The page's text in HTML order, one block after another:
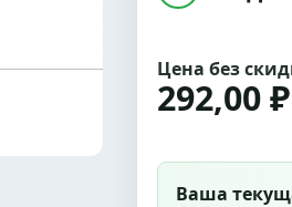
Цена без
292,00 ₽
Ваша